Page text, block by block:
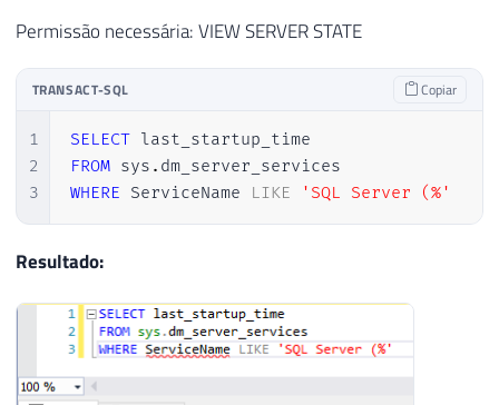
Permissão necessária: VIEW SERVER STATE
TRANSACT-SQL Copiar
1
2
3
SELECT
FROM sys .
WHERE ServiceName LIKE 'SQL Server (%'
Resultado: